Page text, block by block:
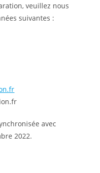
veuillez nous
suivantes :
avec
2022.